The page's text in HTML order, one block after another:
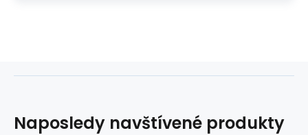
Naposledy navštívené produkty